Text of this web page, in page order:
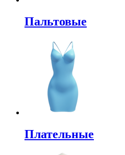
Пальтовые
Плательные